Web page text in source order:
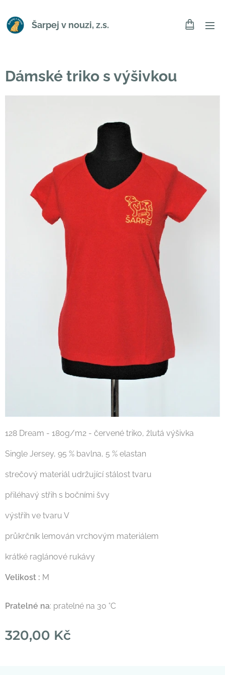
Šarpej v nouzi, z.s.
Dámské triko s výšivkou
128 Dream - 180g/m2 - červené triko, žlutá výšivka
Single Jersey, 95 % bavlna, 5 % elastan
strečový materiál udržující stálost tvaru
přiléhavý střih s bočními švy
výstřih ve tvaru V
průkrčník lemován vrchovým materiálem
krátké raglánové rukávy
Velikost : M
Pratelné na: pratelné na 30 °C
320,00 Kč